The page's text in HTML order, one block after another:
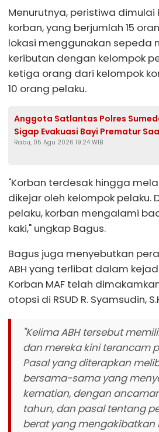
Menurutnya, peristiwa dimulai
korban, yang berjumlah 15
lokasi menggunakan sepeda
keributan dengan kelompok
ketiga orang dari kelompok
10 orang pelaku.
Anggota Satlantas Polres
Sigap Evakuasi Bayi Prematur
Ambulans Pecah Ban
Rabu, 05 Agu 2026 19:24 WIB
"Korban terdesak hingga
dikejar oleh kelompok pelaku.
pelaku, korban mengalami
kaki," ungkap Bagus.
Bagus juga menyebutkan
ABH yang terlibat dalam
Korban MAF telah
otopsi di RSUD R. Syamsudin,
"Kelima ABH tersebut
dan mereka kini terancam
Pasal yang diterapkan
bersama-sama yang
kematian, dengan
tahun, dan pasal tentang
berat yang mengakibatkan